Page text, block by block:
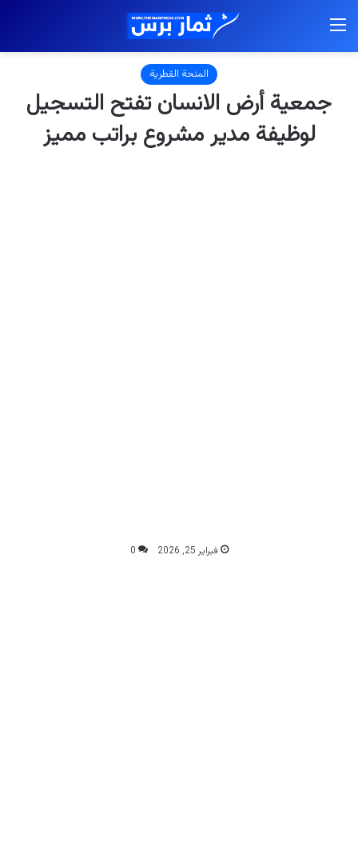
المنحة القطرية
جمعية أرض الانسان تفتح التسجيل
لوظيفة مدير مشروع براتب مميز
فبراير 25, 2026 0